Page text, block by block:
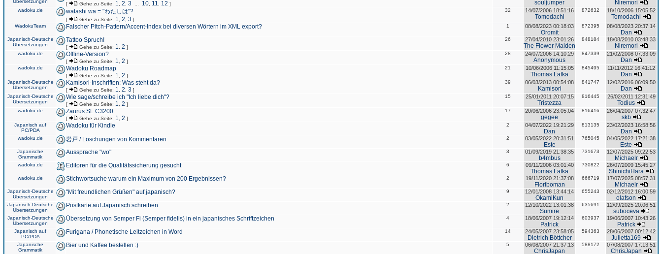
Übersetzungen
[ Gehe zu Seite: 1 2 3 10 11 12 ] souljumper Niremori
wadoku.de watashi wa = "わたしは"?
[ Gehe zu Seite: 1 2 3 ]
32 14/07/2006 18:51:16
Tomodachi
872632 18/10/2006 15:05:52
Tomodachi
WadokuTeam Falscher Pitch-Pattern/Accent-Index bei diversen Wörtern im XML export? 1 08/08/2023 00:18:03
Oromit
872395 08/08/2023 20:37:14
Dan
Japanisch-Deutsche
Übersetzungen
Tattoo Spruch!
[ Gehe zu Seite: 1 2 ]
26 27/04/2010 23:01:26
The Flower Maiden
848184 18/08/2010 03:48:33
Niremori
wadoku.de Offline-Version?
[ Gehe zu Seite: 1 2 ]
28 24/07/2006 14:10:29
Anonymous
847339 21/02/2008 07:33:09
Dan
wadoku.de Wadoku Roadmap
[ Gehe zu Seite: 1 2 ]
21 10/06/2006 11:15:05
Thomas Latka
845495 11/11/2012 16:41:12
Dan
Japanisch-Deutsche
Übersetzungen
Kamisori-Inschriften: Was steht da?
[ Gehe zu Seite: 1 2 3 ]
39 06/03/2013 00:54:08
Kamisori
841747 12/02/2016 06:09:50
Dan
Japanisch-Deutsche
Übersetzungen
Wie sage/schreibe ich "Ich liebe dich"?
[ Gehe zu Seite: 1 2 ]
15 25/01/2011 20:07:15
Tristezza
816445 26/02/2011 12:31:49
Todius
wadoku.de Zaurus SL C3200
[ Gehe zu Seite: 1 2 ]
17 20/06/2006 23:05:04
gegee
816416 26/04/2007 07:32:47
skb
Japanisch auf
PC/PDA
Wadoku für Kindle 2 04/07/2022 19:21:29
Dan
813135 23/02/2023 16:58:56
Dan
wadoku.de 岩戸 / Löschungen von Kommentaren 2 03/05/2022 20:31:51
Este
765045 04/05/2022 17:21:38
Este
Japanische
Grammatik
Aussprache "wo" 3 01/09/2019 21:38:35
b4mbus
731673 12/07/2025 09:22:53
Michaelr
wadoku.de Editoren für die Qualitätssicherung gesucht 6 09/11/2006 03:01:40
Thomas Latka
730822 26/07/2009 15:45:27
ShinichiHara
wadoku.de Stichwortsuche warum ein Maximum von 200 Ergebnissen? 2 19/11/2020 21:37:08
Floriboman
666719 17/07/2025 08:57:31
Michaelr
Japanisch-Deutsche
Übersetzungen
"Mit freundlichen Grüßen" auf japanisch? 9 12/01/2008 13:44:14
OkamiKun
655243 02/12/2012 16:00:59
olafson
Japanisch-Deutsche
Übersetzungen
Postkarte auf Japanisch schreiben 2 12/10/2022 13:01:38
Sumire
635691 12/09/2025 20:06:51
suboceva
Japanisch-Deutsche
Übersetzungen
Übersetzung von Semper Fi (Semper fidelis) in ein japanisches Schriftzeichen 4 18/06/2007 19:12:14
Patrick
603937 19/06/2007 10:43:26
Patrick
Japanisch auf
PC/PDA
Furigana / Phonetische Leitzeichen in Word 14 24/05/2007 23:58:05
Dietrich Böttcher
594363 28/06/2007 00:12:42
Julietta169
Japanische
Grammatik
Bier und Kaffee bestellen :) 5 06/08/2007 21:37:13
ChrisJapan
588172 07/08/2007 17:13:51
ChrisJapan